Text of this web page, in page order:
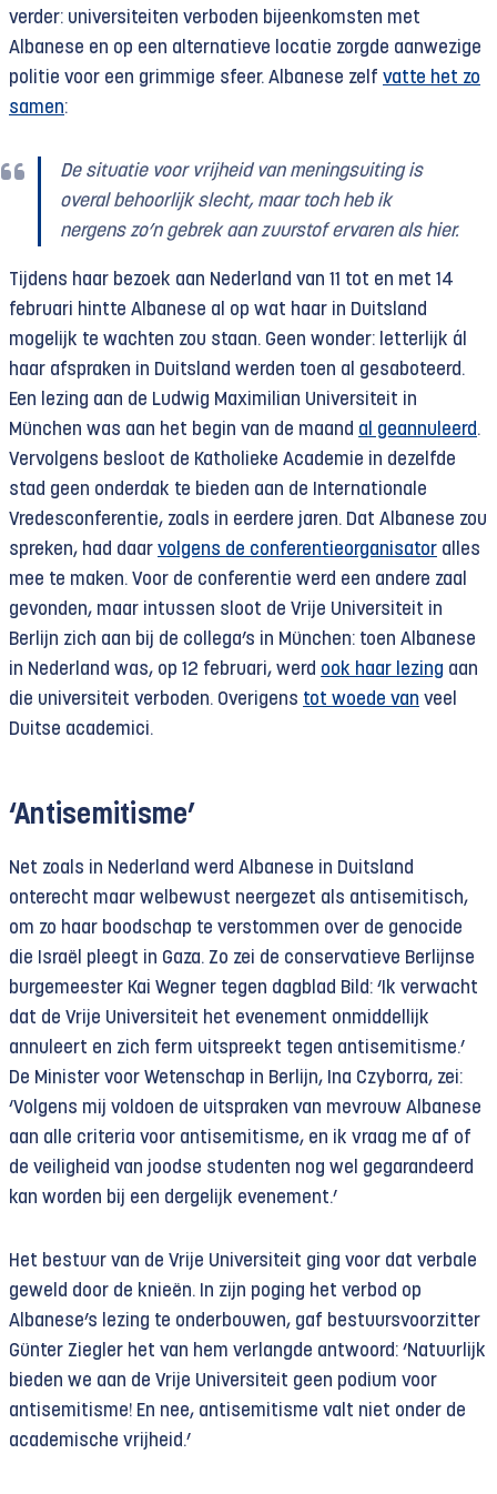
verder: universiteiten verboden bijeenkomsten met
Albanese en op een alternatieve locatie zorgde aanwezige
politie voor een grimmige sfeer. Albanese zelf vatte het zo
samen:
De situatie voor vrijheid van meningsuiting is
overal behoorlijk slecht, maar toch heb ik
nergens zo’n gebrek aan zuurstof ervaren als hier.
Tijdens haar bezoek aan Nederland van 11 tot en met 14
februari hintte Albanese al op wat haar in Duitsland
mogelijk te wachten zou staan. Geen wonder: letterlijk ál
haar afspraken in Duitsland werden toen al gesaboteerd.
Een lezing aan de Ludwig Maximilian Universiteit in
München was aan het begin van de maand al geannuleerd.
Vervolgens besloot de Katholieke Academie in dezelfde
stad geen onderdak te bieden aan de Internationale
Vredesconferentie, zoals in eerdere jaren. Dat Albanese zou
spreken, had daar volgens de conferentieorganisator alles
mee te maken. Voor de conferentie werd een andere zaal
gevonden, maar intussen sloot de Vrije Universiteit in
Berlijn zich aan bij de collega’s in München: toen Albanese
in Nederland was, op 12 februari, werd ook haar lezing aan
die universiteit verboden. Overigens tot woede van veel
Duitse academici.
‘Antisemitisme’
Net zoals in Nederland werd Albanese in Duitsland
onterecht maar welbewust neergezet als antisemitisch,
om zo haar boodschap te verstommen over de genocide
die Israël pleegt in Gaza. Zo zei de conservatieve Berlijnse
burgemeester Kai Wegner tegen dagblad Bild: ‘Ik verwacht
dat de Vrije Universiteit het evenement onmiddellijk
annuleert en zich ferm uitspreekt tegen antisemitisme.’
De Minister voor Wetenschap in Berlijn, Ina Czyborra, zei:
‘Volgens mij voldoen de uitspraken van mevrouw Albanese
aan alle criteria voor antisemitisme, en ik vraag me af of
de veiligheid van joodse studenten nog wel gegarandeerd
kan worden bij een dergelijk evenement.’
Het bestuur van de Vrije Universiteit ging voor dat verbale
geweld door de knieën. In zijn poging het verbod op
Albanese’s lezing te onderbouwen, gaf bestuursvoorzitter
Günter Ziegler het van hem verlangde antwoord: ‘Natuurlijk
bieden we aan de Vrije Universiteit geen podium voor
antisemitisme! En nee, antisemitisme valt niet onder de
academische vrijheid.’